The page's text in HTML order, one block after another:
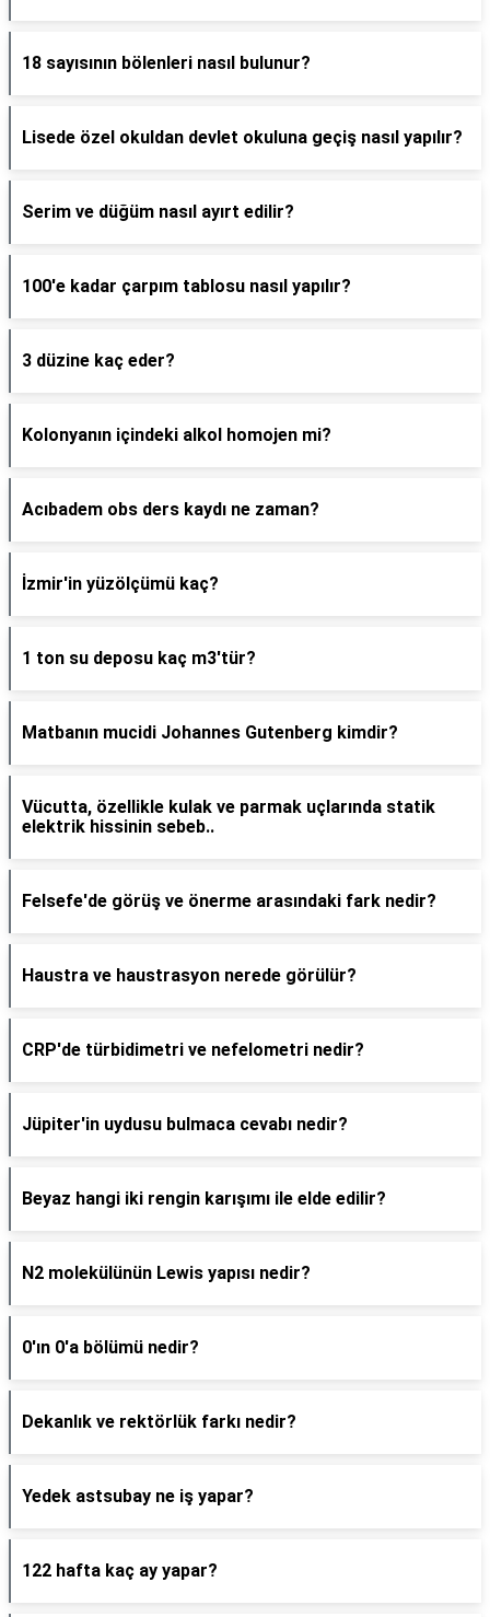
18 sayısının bölenleri nasıl bulunur?
Lisede özel okuldan devlet okuluna geçiş nasıl yapılır?
Serim ve düğüm nasıl ayırt edilir?
100'e kadar çarpım tablosu nasıl yapılır?
3 düzine kaç eder?
Kolonyanın içindeki alkol homojen mi?
Acıbadem obs ders kaydı ne zaman?
İzmir'in yüzölçümü kaç?
1 ton su deposu kaç m3'tür?
Matbanın mucidi Johannes Gutenberg kimdir?
Vücutta, özellikle kulak ve parmak uçlarında statik
elektrik hissinin sebeb..
Felsefe'de görüş ve önerme arasındaki fark nedir?
Haustra ve haustrasyon nerede görülür?
CRP'de türbidimetri ve nefelometri nedir?
Jüpiter'in uydusu bulmaca cevabı nedir?
Beyaz hangi iki rengin karışımı ile elde edilir?
N2 molekülünün Lewis yapısı nedir?
0'ın 0'a bölümü nedir?
Dekanlık ve rektörlük farkı nedir?
Yedek astsubay ne iş yapar?
122 hafta kaç ay yapar?